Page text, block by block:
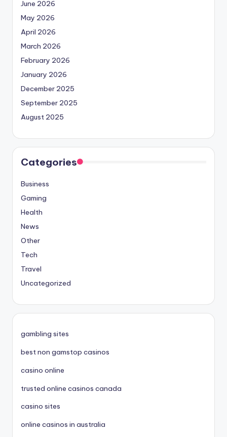
June 2026
May 2026
April 2026
March 2026
February 2026
January 2026
December 2025
September 2025
August 2025
Categories
Business
Gaming
Health
News
Other
Tech
Travel
Uncategorized
gambling sites
best non gamstop casinos
casino online
trusted online casinos canada
casino sites
online casinos in australia